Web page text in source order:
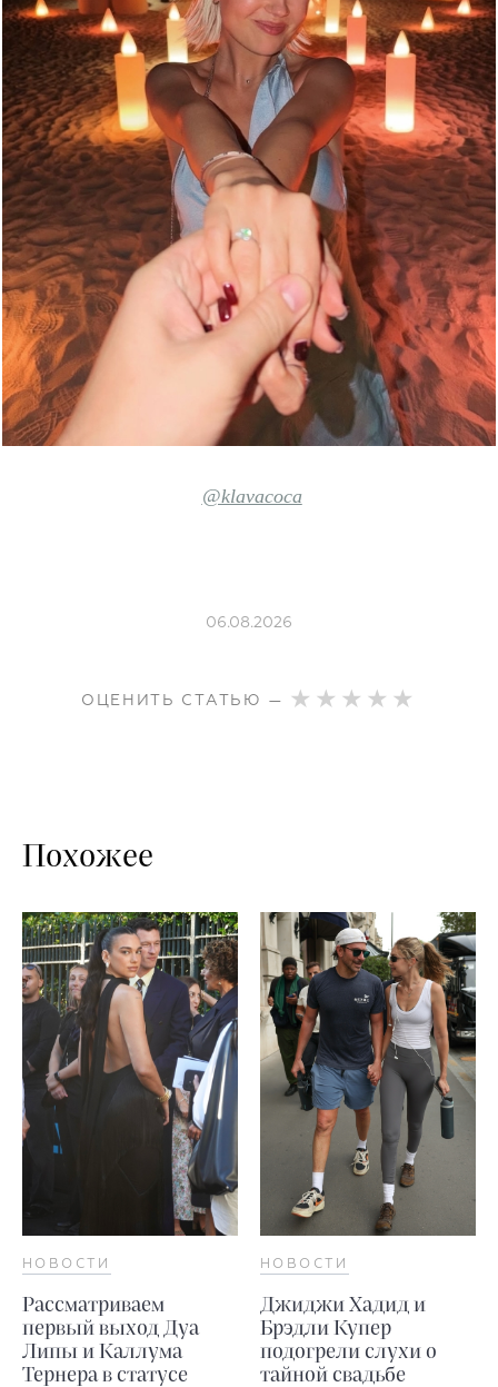
@klavacoca
06.08.2026
ОЦЕНИТЬ СТАТЬЮ —
Похожее
НОВОСТИ
Рассматриваем
первый выход Дуа
Липы и Каллума
Тернера в статусе
НОВОСТИ
Джиджи Хадид и
Брэдли Купер
подогрели слухи о
тайной свадьбе